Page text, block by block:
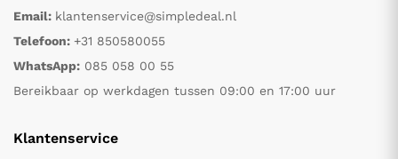
Email: klantenservice@simpledeal.nl
Telefoon: +31 850580055
WhatsApp: 085 058 00 55
Bereikbaar op werkdagen tussen 09:00 en 17:00 uur
Klantenservice